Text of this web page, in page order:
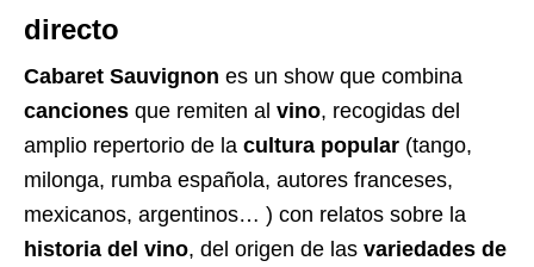
directo
Cabaret Sauvignon es un show que combina
canciones que remiten al vino, recogidas del
amplio repertorio de la cultura popular (tango,
milonga, rumba española, autores franceses,
mexicanos, argentinos… ) con relatos sobre la
historia del vino, del origen de las variedades de